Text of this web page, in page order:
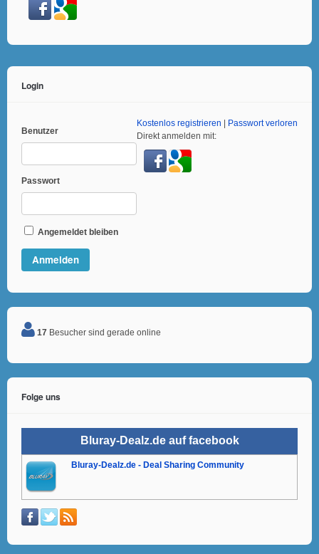
Login
Benutzer
Passwort
Angemeldet bleiben
Kostenlos registrieren | Passwort verloren
Direkt anmelden mit:
17 Besucher sind gerade online
Folge uns
Bluray-Dealz.de auf facebook
Bluray-Dealz.de - Deal Sharing Community